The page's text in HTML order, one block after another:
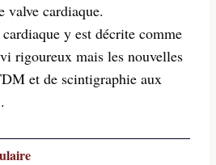
valve cardiaque.
y est décrite comme
rigoureux mais les nouvelles
et de scintigraphie aux